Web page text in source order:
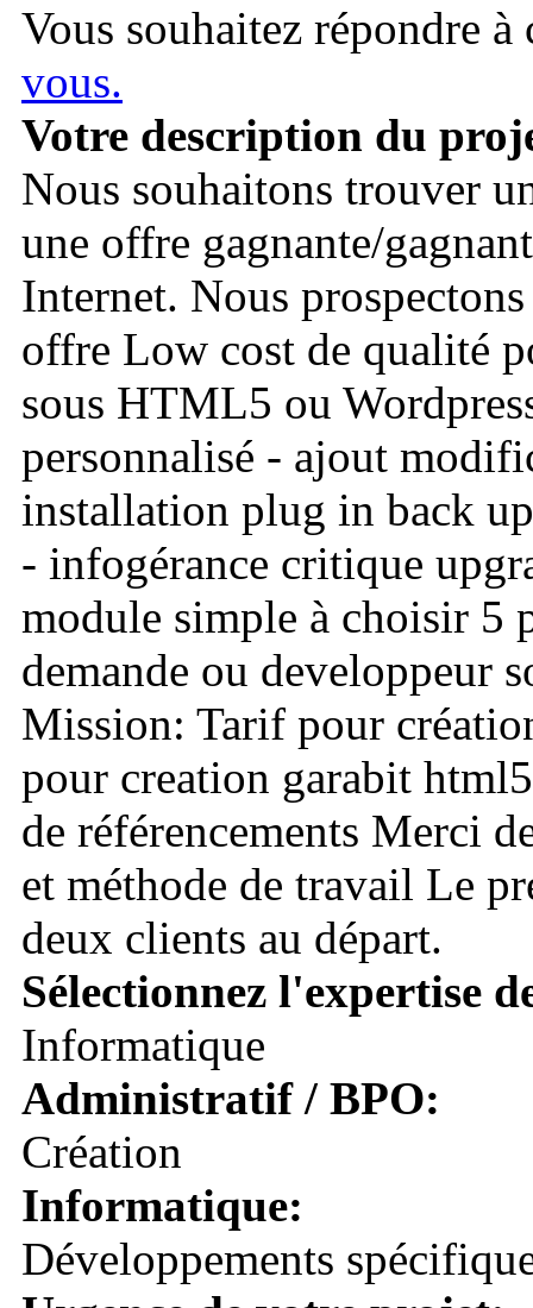
Vous souhaitez répondre
vous.
Votre description du
Nous souhaitons trouver
une offre gagnante/
Internet. Nous
offre Low cost de qualité
sous HTML5 ou
personnalisé - ajout
installation plug in back
- infogérance critique
module simple à choisir 5
demande ou developpeur
Mission: Tarif pour
pour creation garabit
de référencements Merci
et méthode de travail Le
deux clients au départ.
Sélectionnez l'expertise
Informatique
Administratif / BPO:
Création
Informatique:
Développements